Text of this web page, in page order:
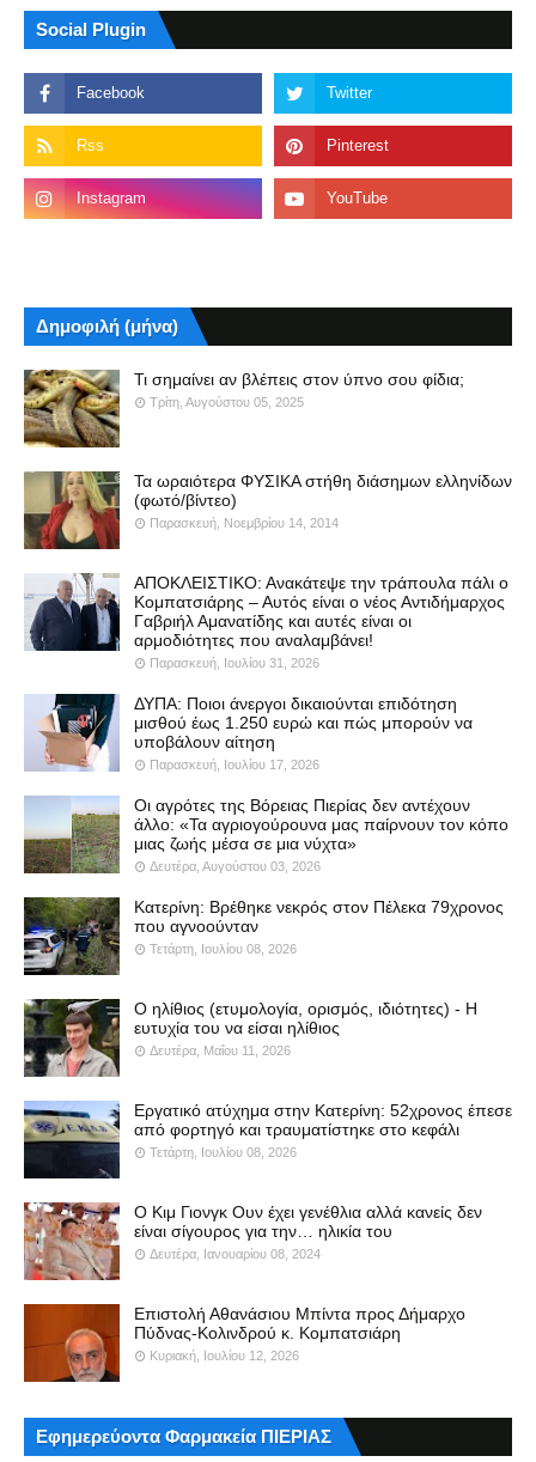
Social Plugin
Δημοφιλή (μήνα)
Τι σημαίνει αν βλέπεις στον ύπνο σου φίδια;
Τρίτη, Αυγούστου 05, 2025
Τα ωραιότερα ΦΥΣΙΚΑ στήθη διάσημων ελληνίδων
(φωτό/βίντεο)
Παρασκευή, Νοεμβρίου 14, 2014
ΑΠΟΚΛΕΙΣΤΙΚΟ: Ανακάτεψε την τράπουλα πάλι ο
Κομπατσιάρης – Αυτός είναι ο νέος Αντιδήμαρχος
Γαβριήλ Αμανατίδης και αυτές είναι οι
αρμοδιότητες που αναλαμβάνει!
Παρασκευή, Ιουλίου 31, 2026
ΔΥΠΑ: Ποιοι άνεργοι δικαιούνται επιδότηση
μισθού έως 1.250 ευρώ και πώς μπορούν να
υποβάλουν αίτηση
Παρασκευή, Ιουλίου 17, 2026
Οι αγρότες της Βόρειας Πιερίας δεν αντέχουν
άλλο: «Τα αγριογούρουνα μας παίρνουν τον κόπο
μιας ζωής μέσα σε μια νύχτα»
Δευτέρα, Αυγούστου 03, 2026
Κατερίνη: Βρέθηκε νεκρός στον Πέλεκα 79χρονος
που αγνοούνταν
Τετάρτη, Ιουλίου 08, 2026
Ο ηλίθιος (ετυμολογία, ορισμός, ιδιότητες) - Η
ευτυχία του να είσαι ηλίθιος
Δευτέρα, Μαΐου 11, 2026
Εργατικό ατύχημα στην Κατερίνη: 52χρονος έπεσε
από φορτηγό και τραυματίστηκε στο κεφάλι
Τετάρτη, Ιουλίου 08, 2026
Ο Κιμ Γιονγκ Ουν έχει γενέθλια αλλά κανείς δεν
είναι σίγουρος για την… ηλικία του
Δευτέρα, Ιανουαρίου 08, 2024
Επιστολή Αθανάσιου Μπίντα προς Δήμαρχο
Πύδνας-Κολινδρού κ. Κομπατσιάρη
Κυριακή, Ιουλίου 12, 2026
Εφημερεύοντα Φαρμακεία ΠΙΕΡΙΑΣ